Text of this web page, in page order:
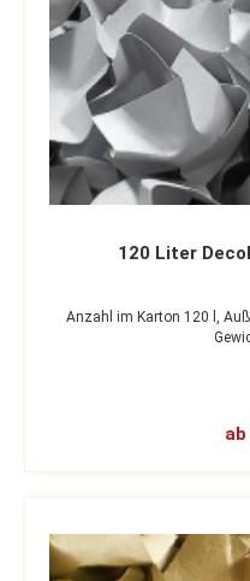
120 Liter
Anzahl im Karton 120 l,